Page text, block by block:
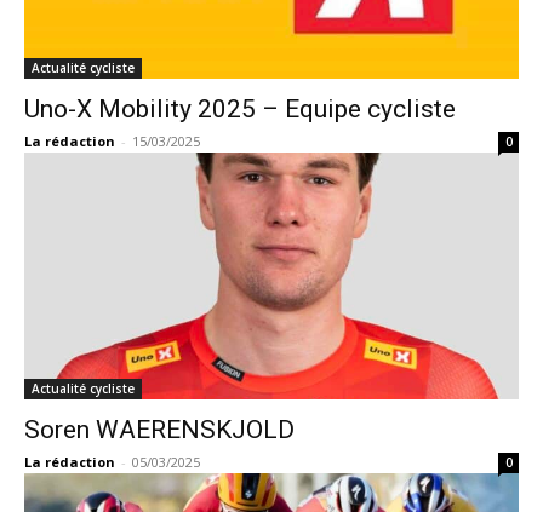
Actualité cycliste
Uno-X Mobility 2025 – Equipe cycliste
La rédaction - 15/03/2025 0
Actualité cycliste
Soren WAERENSKJOLD
La rédaction - 05/03/2025 0